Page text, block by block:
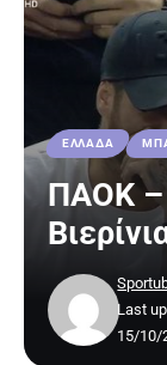
ΕΛΛΑΔΑ
ΠΑΟΚ –
Last
15/10/